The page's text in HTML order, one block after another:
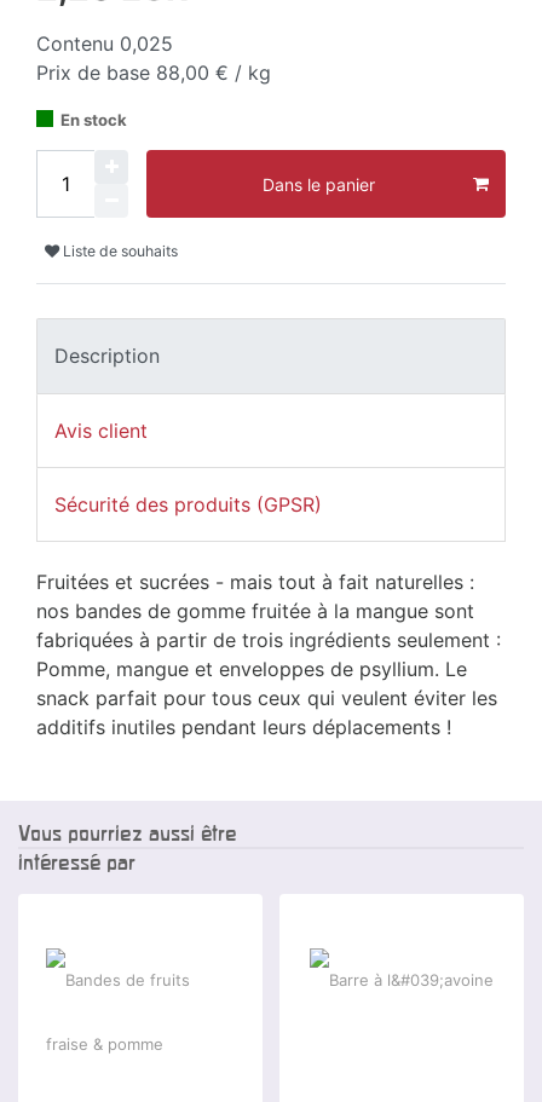
Contenu 0,025
Prix de base 88,00 € / kg
En stock
Dans le panier
Liste de souhaits
Description
Avis client
Sécurité des produits (GPSR)
Fruitées et sucrées - mais tout à fait naturelles :
nos bandes de gomme fruitée à la mangue sont
fabriquées à partir de trois ingrédients seulement :
Pomme, mangue et enveloppes de psyllium. Le
snack parfait pour tous ceux qui veulent éviter les
additifs inutiles pendant leurs déplacements !
Vous pourriez aussi être
intéressé par